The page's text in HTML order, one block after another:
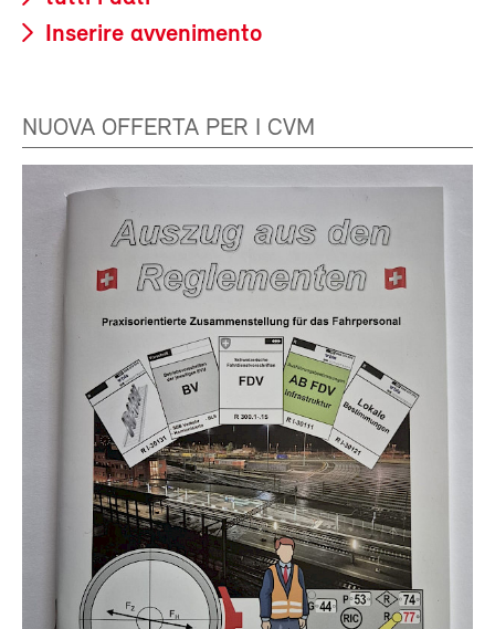
Inserire avvenimento
NUOVA OFFERTA PER I CVM